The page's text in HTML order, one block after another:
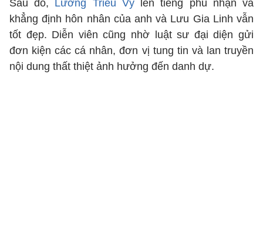
Sau đó, Lương Triều Vỹlên tiếng phủ nhận và
khẳng định hôn nhân của anh và Lưu Gia Linh vẫn
tốt đẹp. Diễn viên cũng nhờ luật sư đại diện gửi
đơn kiện các cá nhân, đơn vị tung tin và lan truyền
nội dung thất thiệt ảnh hưởng đến danh dự.